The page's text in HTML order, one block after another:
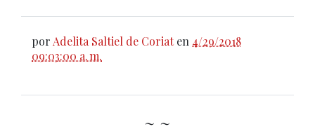
por Adelita Saltiel de Coriat en 4/29/2018
09:03:00 a. m.
~ ~